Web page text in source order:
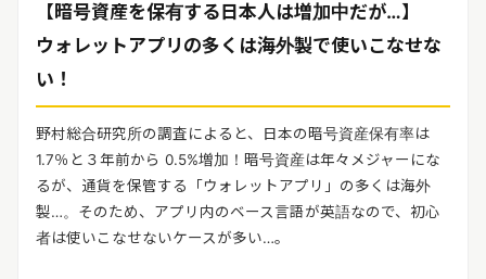
リリースを配信する
【暗号資産を保有する日本人は増加中だが…】
ウォレットアプリの多くは海外製で使いこなせな
い！
野村総合研究所の調査によると、日本の暗号資産保有率は
1.7％と３年前から 0.5%増加！暗号資産は年々メジャーにな
るが、通貨を保管する「ウォレットアプリ」の多くは海外
製…。そのため、アプリ内のベース言語が英語なので、初心
者は使いこなせないケースが多い…。